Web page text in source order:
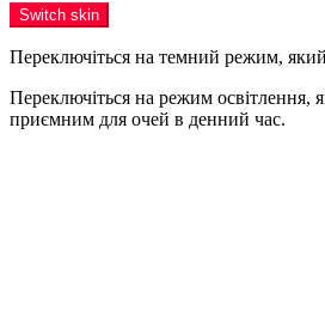
Switch skin
Переключіться на темний режим,
Переключіться на режим освітлення,
приємним для очей в денний час.